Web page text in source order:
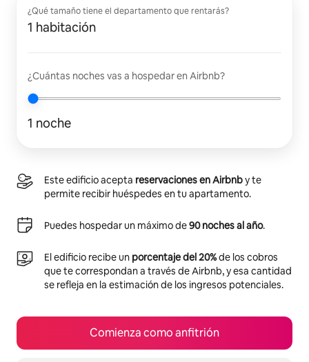
¿Qué tamaño tiene el departamento que rentarás?
1 habitación
¿Cuántas noches vas a hospedar en Airbnb?
1 noche
Este edificio acepta reservaciones en Airbnby te
permite recibir huéspedes en tu apartamento.
Puedes hospedar un máximo de90 noches al año.
El edificio recibe un porcentaje del 20%de los cobros
que te correspondan a través de Airbnb, y esa cantidad
se refleja en la estimación de los ingresos potenciales.
Comienza como anfitrión